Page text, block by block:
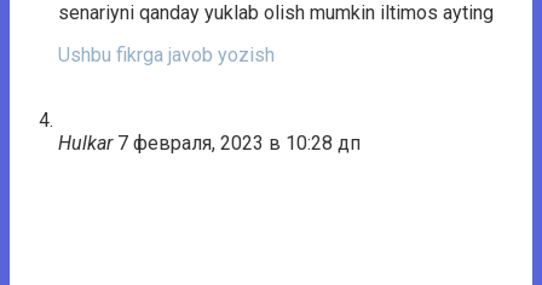
senariyni qanday yuklab olish mumkin iltimos ayting
Ushbu fikrga javob yozish
Hulkar 7 февраля, 2023 в 10:28 дп